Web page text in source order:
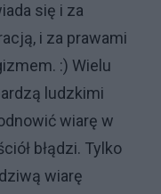
się i za
i za prawami
:) Wielu
ludzkimi
wiarę w
błądzi. Tylko
wiarę